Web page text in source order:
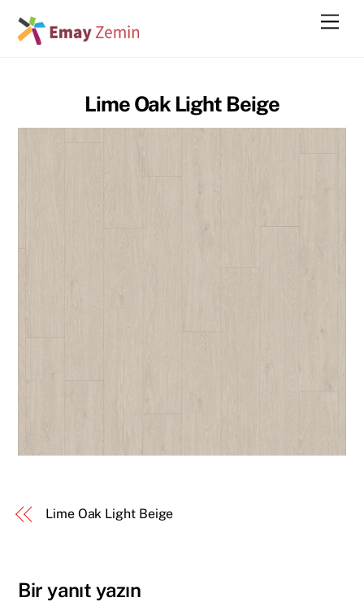
Lime Oak Light Beige
Lime Oak Light Beige
Bir yanıt yazın